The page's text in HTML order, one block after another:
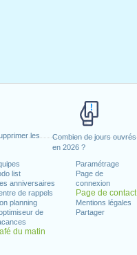
les
Combien de jours ouvrés
en 2026 ?
list
anniversaires
de rappels
planning
de
du matin
Paramétrage
Page de
connexion
Page de contact
Mentions légales
Partager